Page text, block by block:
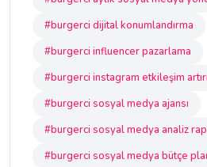
#burgerci dijital konumlandırma
#burgerci influencer pazarlama
#burgerci instagram etkileşim
#burgerci sosyal medya ajansı
#burgerci sosyal medya analiz
#burgerci sosyal medya bütçe